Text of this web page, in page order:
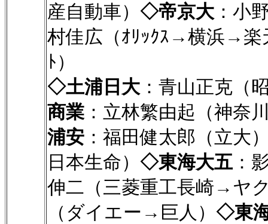
産自動車） ◇帝京大 ：小
村佳広（ｵﾘｯｸｽ→横浜→楽
ﾄ）
◇土浦日大 ：青山正克（
商業 ：立林繁由起（神奈
浦安 ：福田健太郎（立大
日本生命） ◇東海大五 ：
伸二（三菱重工長崎→ヤ
（ダイエー→巨人） ◇東